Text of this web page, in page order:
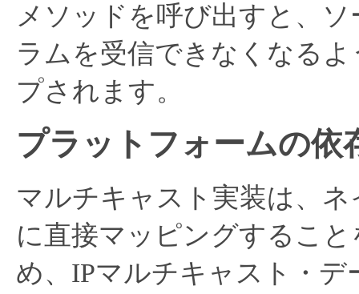
メソッドを呼び出すと、
ラムを受信できなくなる
プされます。
プラットフォームの依
マルチキャスト実装は、
に直接マッピングするこ
め、IPマルチキャスト・